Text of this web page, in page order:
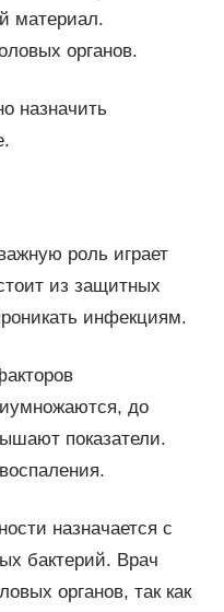
материал.
органов.
назначить
роль играет
из защитных
инфекциям.
до
показатели.
назначается с
бактерий. Врач
органов, так как